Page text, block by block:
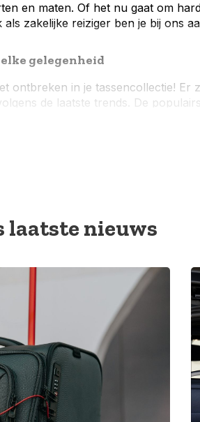
en maten. Of het nu gaat om
als zakelijke reiziger ben je bij ons
gelegenheid
ontbreken in je tassencollectie! Er
de laatste trends. De
laatste nieuws